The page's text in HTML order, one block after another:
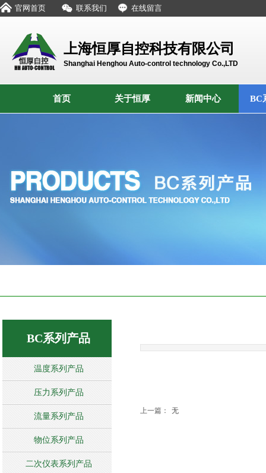
在线留言
联系我们
官网首页
上海恒厚自控科技有限公司
Shanghai Henghou Auto-control technology Co.,LTD
首页 关于恒厚 新闻中心 BC
BC系列产品
上一篇： 无
温度系列产品
压力系列产品
流量系列产品
物位系列产品
二次仪表系列产品